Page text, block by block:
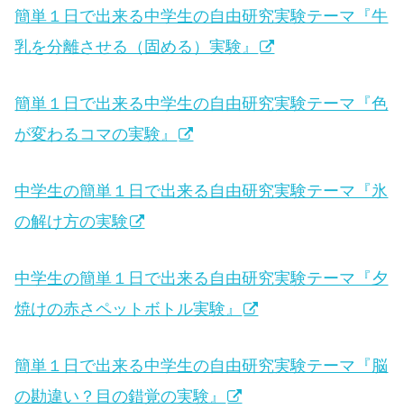
簡単１日で出来る中学生の自由研究実験テーマ『牛
乳を分離させる（固める）実験』
簡単１日で出来る中学生の自由研究実験テーマ『色
が変わるコマの実験』
中学生の簡単１日で出来る自由研究実験テーマ『氷
の解け方の実験
中学生の簡単１日で出来る自由研究実験テーマ『夕
焼けの赤さペットボトル実験』
簡単１日で出来る中学生の自由研究実験テーマ『脳
の勘違い？目の錯覚の実験』